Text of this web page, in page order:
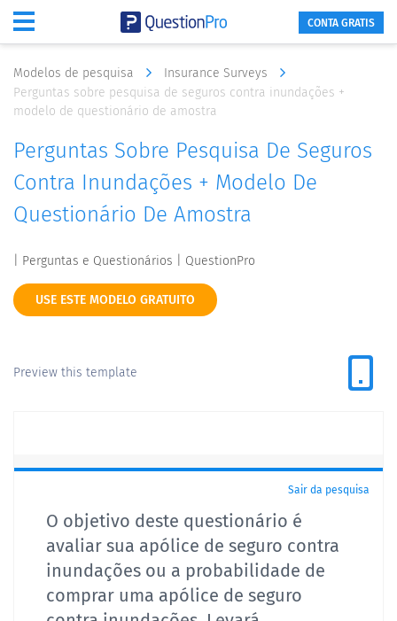
CONTA GRATIS
Modelos de pesquisa
Insurance Surveys
Perguntas sobre pesquisa de seguros contra inundações +
modelo de questionário de amostra
Perguntas Sobre Pesquisa De Seguros
Contra Inundações + Modelo De
Questionário De Amostra
| Perguntas e Questionários | QuestionPro
USE ESTE MODELO GRATUITO
Preview this template